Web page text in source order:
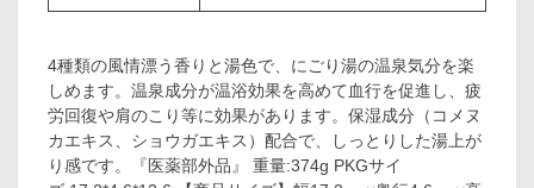
4種類の風情漂う香りと湯色で、にごり湯の温泉気分を楽
しめます。温泉成分が温浴効果を高めて血行を促進し、疲
労回復や肩のこり等に効果があります。保湿成分（コメヌ
カエキス、ショウガエキス）配合で、しっとりした湯上が
り感です。『医薬部外品』 重量:374g PKGサイ